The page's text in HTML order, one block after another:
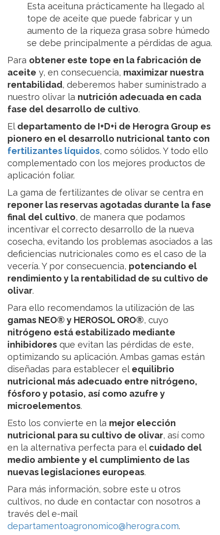
Esta aceituna prácticamente ha llegado al
tope de aceite que puede fabricar y un
aumento de la riqueza grasa sobre húmedo
se debe principalmente a pérdidas de agua.
Para obtener este tope en la fabricación de
aceite y, en consecuencia, maximizar nuestra
rentabilidad, deberemos haber suministrado a
nuestro olivar la nutrición adecuada en cada
fase del desarrollo de cultivo.
El departamento de I+D+i de Herogra Group es
pionero en el desarrollo nutricional tanto con
fertilizantes líquidos, como sólidos. Y todo ello
complementado con los mejores productos de
aplicación foliar.
La gama de fertilizantes de olivar se centra en
reponer las reservas agotadas durante la fase
final del cultivo, de manera que podamos
incentivar el correcto desarrollo de la nueva
cosecha, evitando los problemas asociados a las
deficiencias nutricionales como es el caso de la
vecería. Y por consecuencia, potenciando el
rendimiento y la rentabilidad de su cultivo de
olivar.
Para ello recomendamos la utilización de las
gamas NEO® y HEROSOL ORO®, cuyo
nitrógeno está estabilizado mediante
inhibidores que evitan las pérdidas de este,
optimizando su aplicación. Ambas gamas están
diseñadas para establecer el equilibrio
nutricional más adecuado entre nitrógeno,
fósforo y potasio, así como azufre y
microelementos.
Esto los convierte en la mejor elección
nutricional para su cultivo de olivar, así como
en la alternativa perfecta para el cuidado del
medio ambiente y el cumplimiento de las
nuevas legislaciones europeas.
Para más información, sobre este u otros
cultivos, no dude en contactar con nosotros a
través del e-mail
departamentoagronomico@herogra.com.